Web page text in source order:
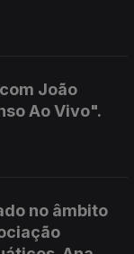
João
Ao Vivo".
no âmbito